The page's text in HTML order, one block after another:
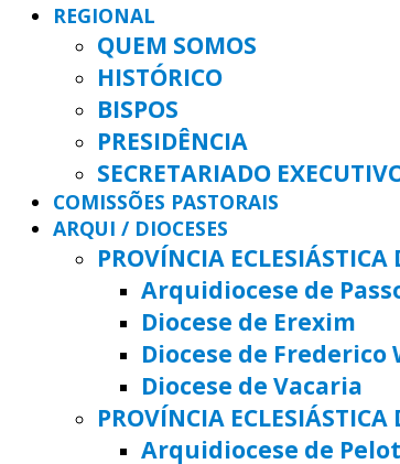
REGIONAL
QUEM SOMOS
HISTÓRICO
BISPOS
PRESIDÊNCIA
SECRETARIADO
COMISSÕES PASTORAIS
ARQUI / DIOCESES
PROVÍNCIA ECLESIÁSTICA
Arquidiocese de
Diocese de Erexim
Diocese de Frederico
Diocese de Vacaria
PROVÍNCIA ECLESIÁSTICA
Arquidiocese de